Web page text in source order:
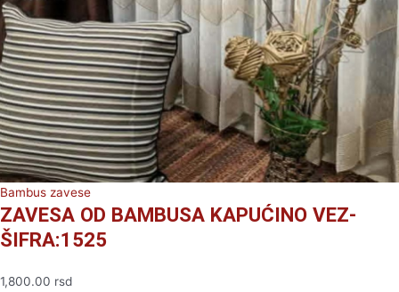
Bambus zavese
ZAVESA OD BAMBUSA KAPUĆINO VEZ-
ŠIFRA:1525
1,800.00 rsd